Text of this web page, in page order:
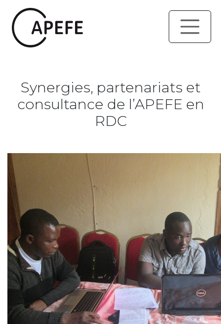
Synergies, partenariats et
consultance de l’APEFE en
RDC